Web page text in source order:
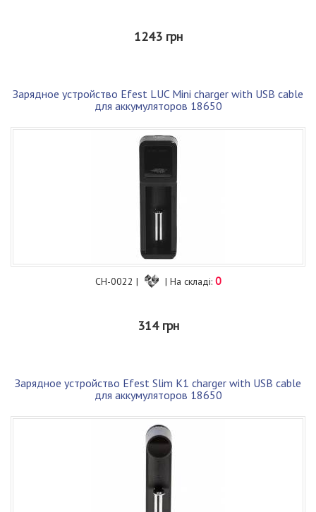
1243 грн
Зарядное устройство Efest LUC Mini charger with USB cable
для аккумуляторов 18650
CH-0022 | | На складі: 0
314 грн
Зарядное устройство Efest Slim K1 charger with USB cable
для аккумуляторов 18650